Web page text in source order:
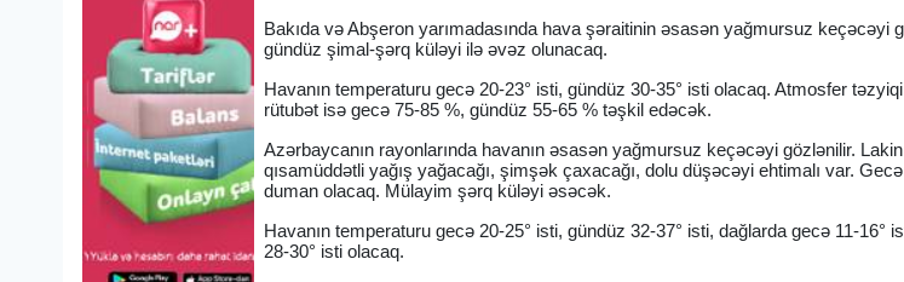
Bakıda və Abşeron yarımadasında hava şəraitinin əsasən yağmursuz keçəcəyi
gündüz şimal-şərq küləyi ilə əvəz olunacaq.
Havanın temperaturu gecə 20-23° isti, gündüz 30-35° isti olacaq. Atmosfer
rütubət isə gecə 75-85 %, gündüz 55-65 % təşkil edəcək.
Azərbaycanın rayonlarında havanın əsasən yağmursuz keçəcəyi gözlənilir.
qısamüddətli yağış yağacağı, şimşək çaxacağı, dolu düşəcəyi ehtimalı var.
duman olacaq. Mülayim şərq küləyi əsəcək.
Havanın temperaturu gecə 20-25° isti, gündüz 32-37° isti, dağlarda gecə 11-16°
28-30° isti olacaq.